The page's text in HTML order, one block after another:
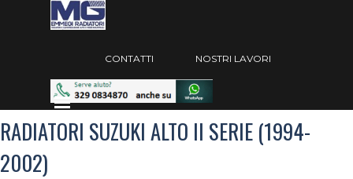
Vai ai contenuti
Salta menù
CONTATTI NOSTRI LAVORI
Salta menù
RADIATORI SUZUKI ALTO II SERIE (1994-
2002)